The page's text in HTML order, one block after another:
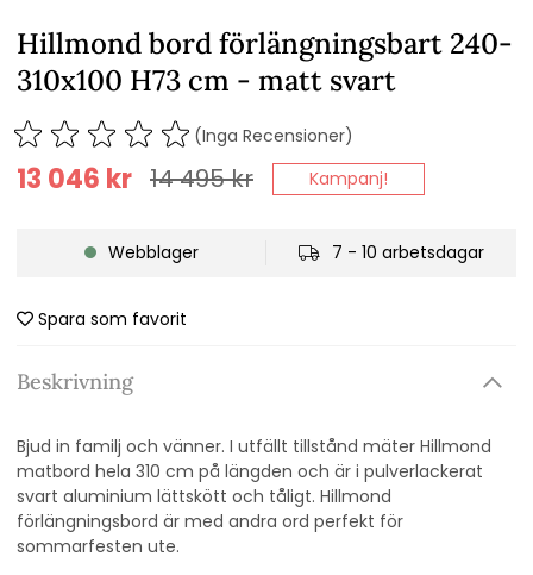
Hillmond bord förlängningsbart 240-
310x100 H73 cm - matt svart
(Inga Recensioner)
14 495kr
13 046 kr Kampanj!
Webblager 7 - 10 arbetsdagar
Spara som favorit
Beskrivning
Bjud in familj och vänner. I utfällt tillstånd mäter Hillmond
matbord hela 310 cm på längden och är i pulverlackerat
svart aluminium lättskött och tåligt. Hillmond
förlängningsbord är med andra ord perfekt för
sommarfesten ute.